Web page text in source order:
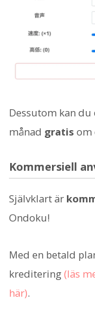
Dessutom kan
månad gratis om
Kommersiell
Självklart är
Ondoku!
Med en betald
kreditering(läs
här).